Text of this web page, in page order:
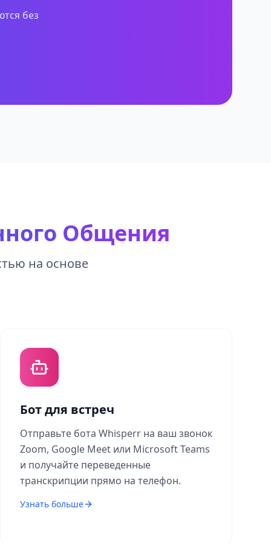
без
Общения
на основе
Бот для встреч
Отправьте бота Whisperr на ваш звонок
Zoom, Google Meet или Microsoft Teams
и получайте переведенные
транскрипции прямо на телефон.
Узнать больше